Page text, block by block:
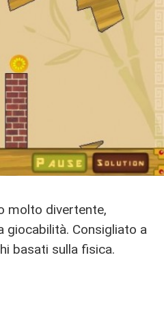
molto divertente,
giocabilità. Consigliato a
basati sulla fisica.